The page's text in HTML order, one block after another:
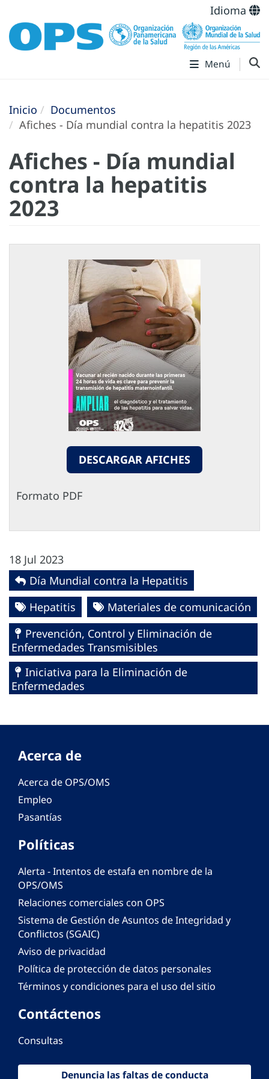
Idioma
Menú
Inicio
Documentos
Afiches - Día mundial contra la hepatitis 2023
Afiches - Día mundial
contra la hepatitis
2023
DESCARGAR AFICHES
Formato PDF
18 Jul 2023
Día Mundial contra la Hepatitis
Hepatitis
Materiales de comunicación
Prevención, Control y Eliminación de
Enfermedades Transmisibles
Iniciativa para la Eliminación de
Enfermedades
Acerca de
Acerca de OPS/OMS
Empleo
Pasantías
Políticas
Alerta - Intentos de estafa en nombre de la
OPS/OMS
Relaciones comerciales con OPS
Sistema de Gestión de Asuntos de Integridad y
Conflictos (SGAIC)
Aviso de privacidad
Política de protección de datos personales
Términos y condiciones para el uso del sitio
Contáctenos
Consultas
Denuncia las faltas de conducta